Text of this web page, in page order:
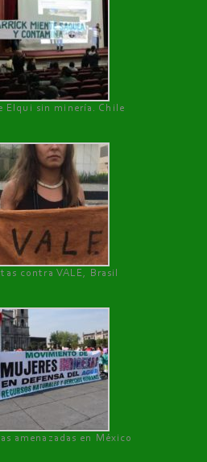
Elqui sin minería. Chile
contra VALE, Brasil
amenazadas en México